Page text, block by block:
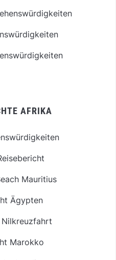
AFRIKA
Mauritius
Ägypten
Nilkreuzfahrt
Marokko